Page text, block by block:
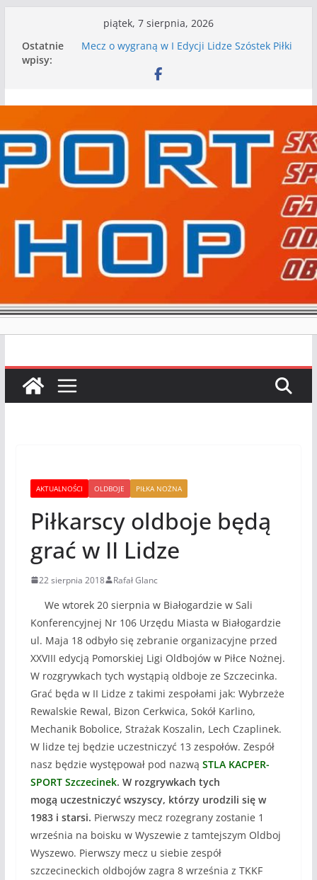
treści
piątek, 7 sierpnia, 2026
Ostatnie
wpisy:
Mecz o wygraną w I Edycji Lidze Szóstek Piłki
Nasze piłkarskie zespoły w toku przygotowań
Kolejne gry kontrolne naszych piłkarskich
WKS wygrywa pierwszą edycję Ligi Szóstek w
Gwdzie Wielkiej
I mamy kolejne gry kontrolne, piłkarskie
granie przed nami
AKTUALNOŚCI OLDBOJE PIŁKA NOŻNA
Piłkarscy oldboje będą
grać w II Lidze
22 sierpnia 2018 Rafał Glanc
We wtorek 20 sierpnia w Białogardzie w Sali
Konferencyjnej Nr 106 Urzędu Miasta w Białogardzie
ul. Maja 18 odbyło się zebranie organizacyjne przed
XXVIII edycją Pomorskiej Ligi Oldbojów w Piłce Nożnej.
W rozgrywkach tych wystąpią oldboje ze Szczecinka.
Grać będa w II Lidze z takimi zespołami jak: Wybrzeże
Rewalskie Rewal, Bizon Cerkwica, Sokół Karlino,
Mechanik Bobolice, Strażak Koszalin, Lech Czaplinek.
W lidze tej będzie uczestniczyć 13 zespołów. Zespół
nasz będzie występował pod nazwą STLA KACPER-
SPORT Szczecinek. W rozgrywkach tych
mogą uczestniczyć wszyscy, którzy urodzili się w
1983 i starsi. Pierwszy mecz rozegrany zostanie 1
września na boisku w Wyszewie z tamtejszym Oldboj
Wyszewo. Pierwszy mecz u siebie zespół
szczecineckich oldbojów zagra 8 września z TKKF